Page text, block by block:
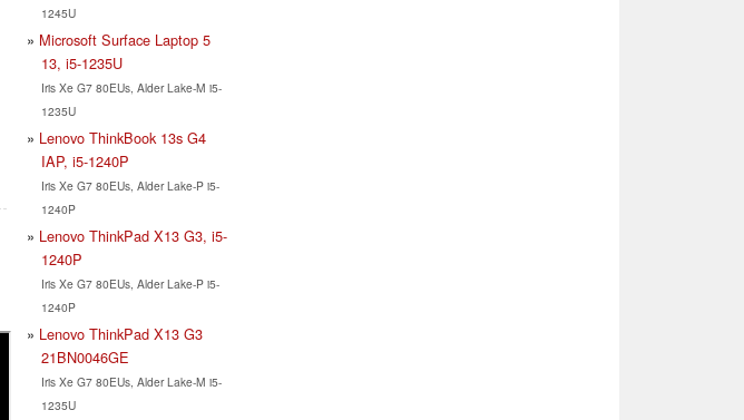
1245U
Microsoft Surface Laptop 5
13, i5-1235U
Iris Xe G7 80EUs, Alder Lake-M i5-
1235U
Lenovo ThinkBook 13s G4
IAP, i5-1240P
Iris Xe G7 80EUs, Alder Lake-P i5-
1240P
Lenovo ThinkPad X13 G3, i5-
1240P
Iris Xe G7 80EUs, Alder Lake-P i5-
1240P
Lenovo ThinkPad X13 G3
21BN0046GE
Iris Xe G7 80EUs, Alder Lake-M i5-
1235U